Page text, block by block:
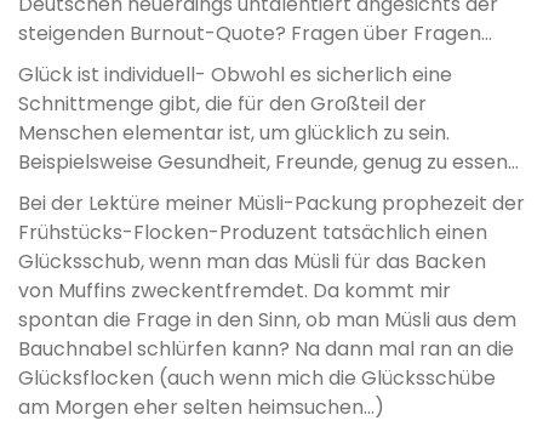
steigenden Burnout-Quote? Fragen über Fragen…
Glück ist individuell- Obwohl es sicherlich eine
Schnittmenge gibt, die für den Großteil der
Menschen elementar ist, um glücklich zu sein.
Beispielsweise Gesundheit, Freunde, genug zu essen…
Bei der Lektüre meiner Müsli-Packung prophezeit der
Frühstücks-Flocken-Produzent tatsächlich einen
Glücksschub, wenn man das Müsli für das Backen
von Muffins zweckentfremdet. Da kommt mir
spontan die Frage in den Sinn, ob man Müsli aus dem
Bauchnabel schlürfen kann? Na dann mal ran an die
Glücksflocken (auch wenn mich die Glücksschübe
am Morgen eher selten heimsuchen…)